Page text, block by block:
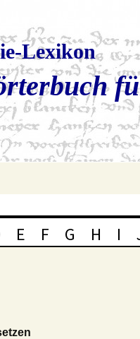
Lexikon
E F G H I